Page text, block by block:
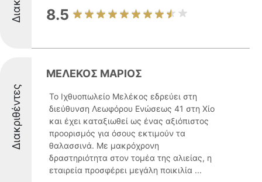
8.5
Διακριθέντες
ΜΕΛΕΚΟΣ ΜΑΡΙΟΣ
Το Ιχθυοπωλείο Μελέκος εδρεύει στη
διεύθυνση Λεωφόρου Ενώσεως 41 στη Χίο
και έχει καταξιωθεί ως ένας αξιόπιστος
προορισμός για όσους εκτιμούν τα
θαλασσινά. Με μακρόχρονη
δραστηριότητα στον τομέα της αλιείας, η
εταιρεία προσφέρει μεγάλη ποικιλία ...